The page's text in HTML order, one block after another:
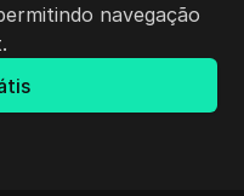
navegação